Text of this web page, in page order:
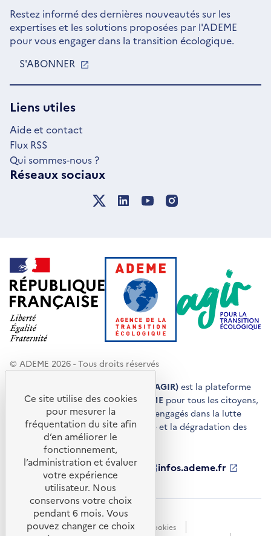
Restez informé des dernières nouveautés sur les
expertises et les solutions proposées par l'ADEME
pour vous engager dans la transition écologique.
S'ABONNER
UNE
Liens utiles
Aide et contact
Flux RSS
Qui sommes-nous ?
Réseaux sociaux
© ADEME 2026 - Tous droits réservés
Agir pour la transition écologique (AGIR) est la plateforme
de conseils et de services de l'ADEME pour tous les citoyens,
acteurs économiques et territoires engagés dans la lutte
contre le réchauffement climatique et la dégradation des
ressources.
ademe.fr
S'ouvre
nouvelle
fenêtre
librairie.ademe.fr
S'ouvre
dans
une
nouvelle
fenêtre
infos.ademe.fr
S'ouvre
nouvelle
ademe.fr/presse
S'ouvre
nouvelle
fenêtre
Accessibilité : non conforme
Données personnelles
Gestion des cookies
Ce site utilise des cookies
pour mesurer la
fréquentation du site afin
d’en améliorer le
fonctionnement,
l’administration et évaluer
votre expérience
utilisateur. Nous
conservons votre choix
pendant 6 mois. Vous
pouvez changer ce choix